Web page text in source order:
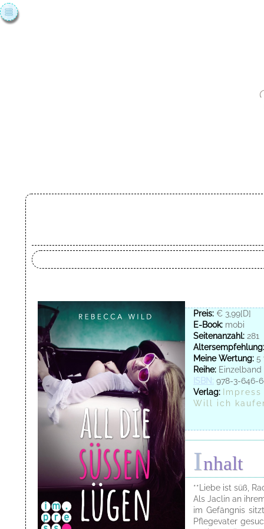
Preis: € 3,99[D]
E-Book: mobi
Seitenanzahl: 281
Altersempfehlung:
Meine Wertung: 5
Reihe: Einzelband
ISBN: 978-3-646-
Verlag:
Impress
Will ich
Inhalt
**Liebe ist süß,
Als Jaclin an
im Gefängnis
Pflegevater